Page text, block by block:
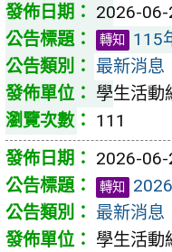
2026-06-
轉知
115
最新消息
學生活動
111
2026-06-
轉知
最新消息
學生活動